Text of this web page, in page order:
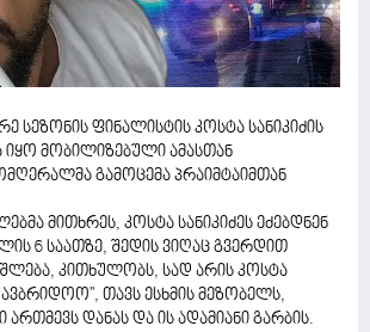
სეზონის ფინალისტის კოსტა სანიკიძის
მობილიზებული ამასთან
გამოცემა პრაიმტაიმთან
მითხრეს, კოსტა სანიკიძეს ეძებდნენ
6 საათზე, შედის ვიღაც გვერდით
კითხულობს, სად არის კოსტა
თავს ესხმის მეზობელს,
დანას და ის ადამიანი გარბის.